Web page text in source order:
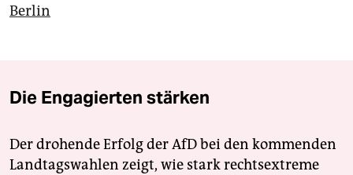
Berlin
Die Engagierten stärken
Der drohende Erfolg der AfD bei den kommenden
Landtagswahlen zeigt, wie stark rechtsextreme